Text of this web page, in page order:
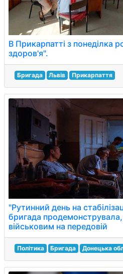
В Прикарпатті з понеділка
здоров'я".
Бригада Львів Прикарпаття
"Рутинний день на
бригада
військовим на передовій
Політика Бригада Донецька